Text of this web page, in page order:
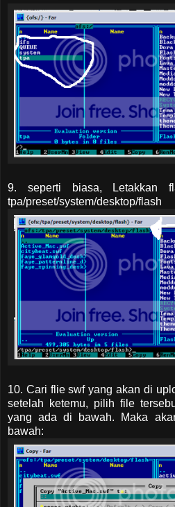
9. seperti biasa, Letakkan
tpa/preset/system/desktop/flash
10. Cari flie swf yang akan di
setelah ketemu, pilih file
yang ada di bawah. Maka
bawah: